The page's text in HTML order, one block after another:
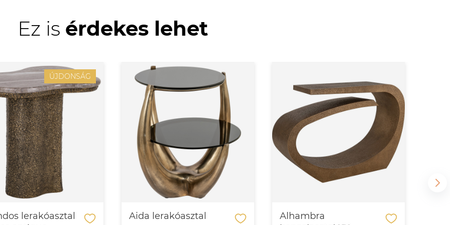
Ez is érdekes lehet
ÚJDONSÁG
lerakóasztal
Aida lerakóasztal
Alhambra